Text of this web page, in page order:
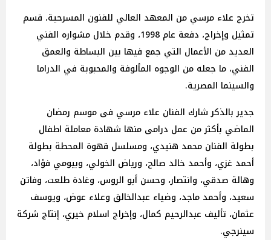
تخرج علاء مرسي من المعهد العالي للفنون المسرحية، قسم
تمثيل وإخراج، دفعة عام 1998، وقدم خلال مشواره الفني
العديد من الأعمال التي جمع فيها بين البساطة والعمق
الفني، ما جعله من الوجوه المألوفة والمحبوبة في الدراما
والسينما المصرية.
جدير بالذكر شارك الفنان علاء مرسي فى موسم رمضان
الماضي بأكثر من عمل درامى منها شهادة معاملة اطفال
بطولة الفنان محمد هنيدي، ومسلسل قهوة المحطة بطولة
أحمد غزي، وأحمد خالد صالح، ورياض الخولي، وبيومي فؤاد،
وهالة صدقي، وانتصار، وحسن أبو الروس، وغادة طلعت، وفاتن
سعيد، وأحمد ماجد، وضياء عبدالخالق وعلاء عوض، ويوسف
عثمان، تأليف عبدالرحيم كمال، وإخراج اسلام خيري، إنتاج شركة
سينرجي.